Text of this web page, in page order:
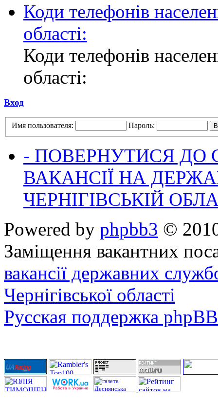
Коди телефонів
області:
Коди телефонів
області:
Вход
Имя пользователя: Пароль:
- ПОВЕРНУТИСЯ ДО
ВАКАНСІЇ НА
ЧЕРНІГІВСЬКІЙ
Powered by phpbb3 ©
Заміщення вакантних
вакансії державних
Чернігівської області
Русская поддержка phpBB